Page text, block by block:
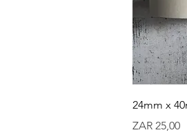
24mm x
Prijs
ZAR 25,00